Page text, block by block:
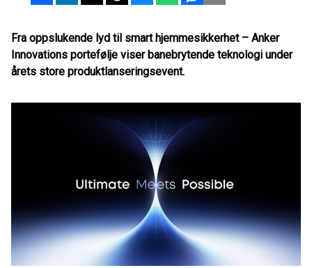
Fra oppslukende lyd til smart hjemmesikkerhet – Anker
Innovations portefølje viser banebrytende teknologi under
årets store produktlanseringsevent.